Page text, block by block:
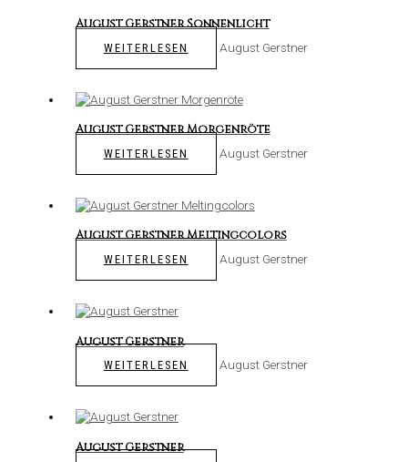
August Gerstner Sonnenlicht
WEITERLESEN August Gerstner
August Gerstner Morgenröte
WEITERLESEN August Gerstner
August Gerstner Meltingcolors
WEITERLESEN August Gerstner
August Gerstner
WEITERLESEN August Gerstner
August Gerstner